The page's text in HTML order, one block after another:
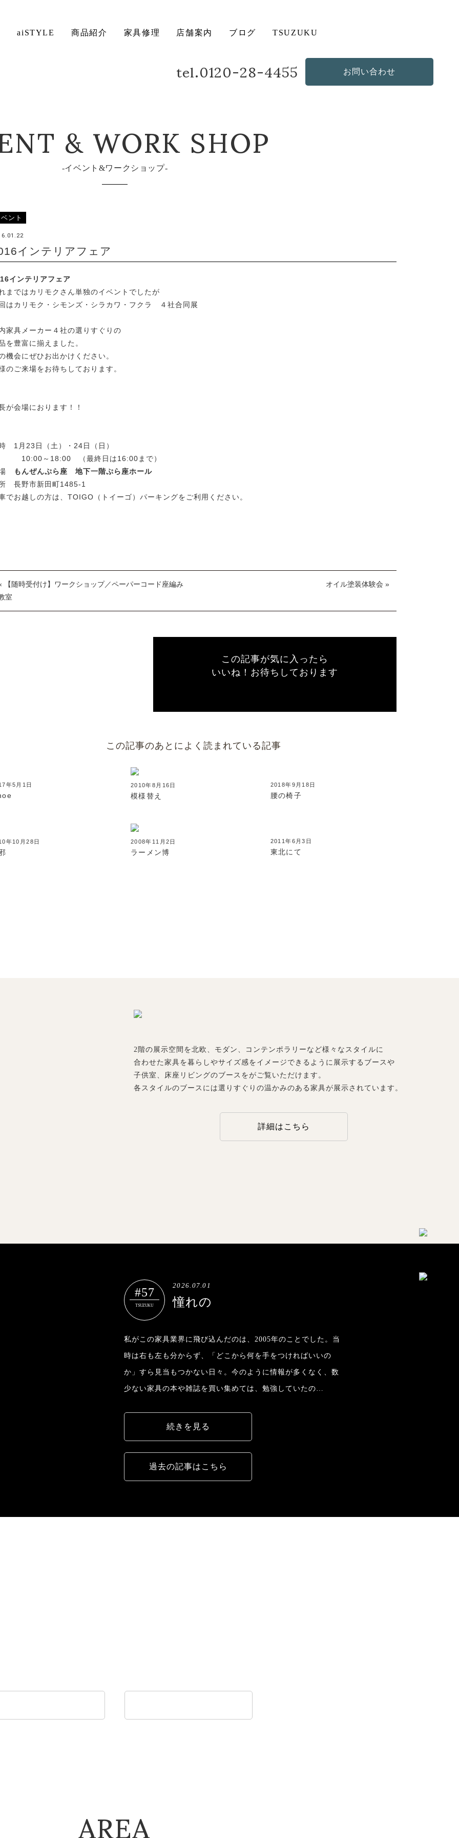
aiSTYLE 商品紹介 家具修理 店舗案内 ブログ TSUZUKU
tel.0120-28-4455 お問い合わせ
& WORK SHOP
イベント&ワークショップ
ント
インテリアフェア
インテリアフェア
まではカリモクさん単独のイベントでしたが
はカリモク・シモンズ・シラカワ・フクラ ４社合同展
家具メーカー４社の選りすぐりの
を豊富に揃えました。
機会にぜひお出かけください。
のご来場をお待ちしております。
が会場におります！！
1月23日（土）・24日（日）
～18:00 （最終日は16:00まで）
もんぜんぷら座 地下一階ぷら座ホール
長野市新田町1485-1
でお越しの方は、TOIGO（トイーゴ）パーキングをご利用ください。
【随時受付け】ワークショップ／ペーパーコード座編み
室
オイル塗装体験会 »
この記事が気に入ったら
いいね！お待ちしております
この記事のあとによく読まれている記事
年5月1日 2010年8月16日
模様替え
2018年9月18日
腰の椅子
年10月28日 2008年11月2日
ラーメン博
2011年6月3日
東北にて
2階の展示空間を北欧、モダン、コンテンポラリーなど様々なスタイルに
合わせた家具を暮らしやサイズ感をイメージできるように展示するブースや
子供室、床座リビングのブースをがご覧いただけます。
各スタイルのブースには選りすぐりの温かみのある家具が展示されています。
詳細はこちら
#57
TSUZUKU
2026.07.01
憧れの
私がこの家具業界に飛び込んだのは、2005年のことでした。当
時は右も左も分からず、「どこから何を手をつければいいの
か」すら見当もつかない日々。今のように情報が多くなく、数
少ない家具の本や雑誌を買い集めては、勉強していたの…
続きを見る
過去の記事はこちら